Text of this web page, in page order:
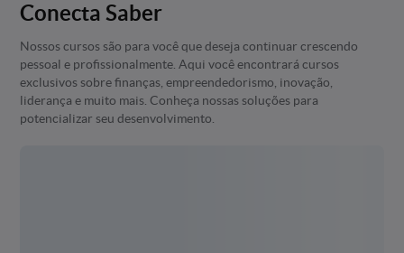
Conecta Saber
Nossos cursos são para você que deseja continuar crescendo
pessoal e profissionalmente. Aqui você encontrará cursos
exclusivos sobre finanças, empreendedorismo, inovação,
liderança e muito mais. Conheça nossas soluções para
potencializar seu desenvolvimento.